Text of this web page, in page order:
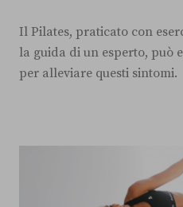
Il Pilates, praticato con
la guida di un esperto, può
per alleviare questi sintomi.